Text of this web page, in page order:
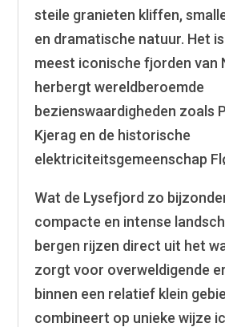
steile granieten kliffen,
en dramatische natuur. Het
meest iconische fjorden van
herbergt wereldberoemde
bezienswaardigheden zoals
Kjerag en de historische
elektriciteitsgemeenschap
Wat de Lysefjord zo
compacte en intense
bergen rijzen direct uit het
zorgt voor overweldigende
binnen een relatief klein
combineert op unieke wijze